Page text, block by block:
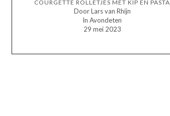
COURGETTE ROLLETJES MET KIP EN PASTA
Door Lars van Rhijn
In Avondeten
29 mei 2023